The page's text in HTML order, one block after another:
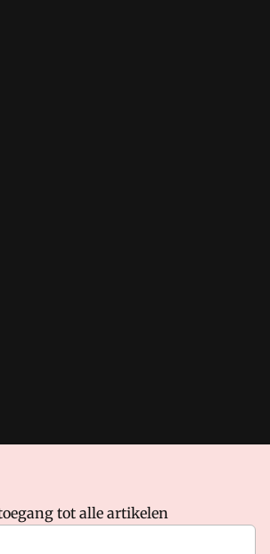
VMN media. Lees in
staat. Op gebruik van deze site zijn de
van toepassing:Algemene Voorwaarden
beleid
tot alle artikelen